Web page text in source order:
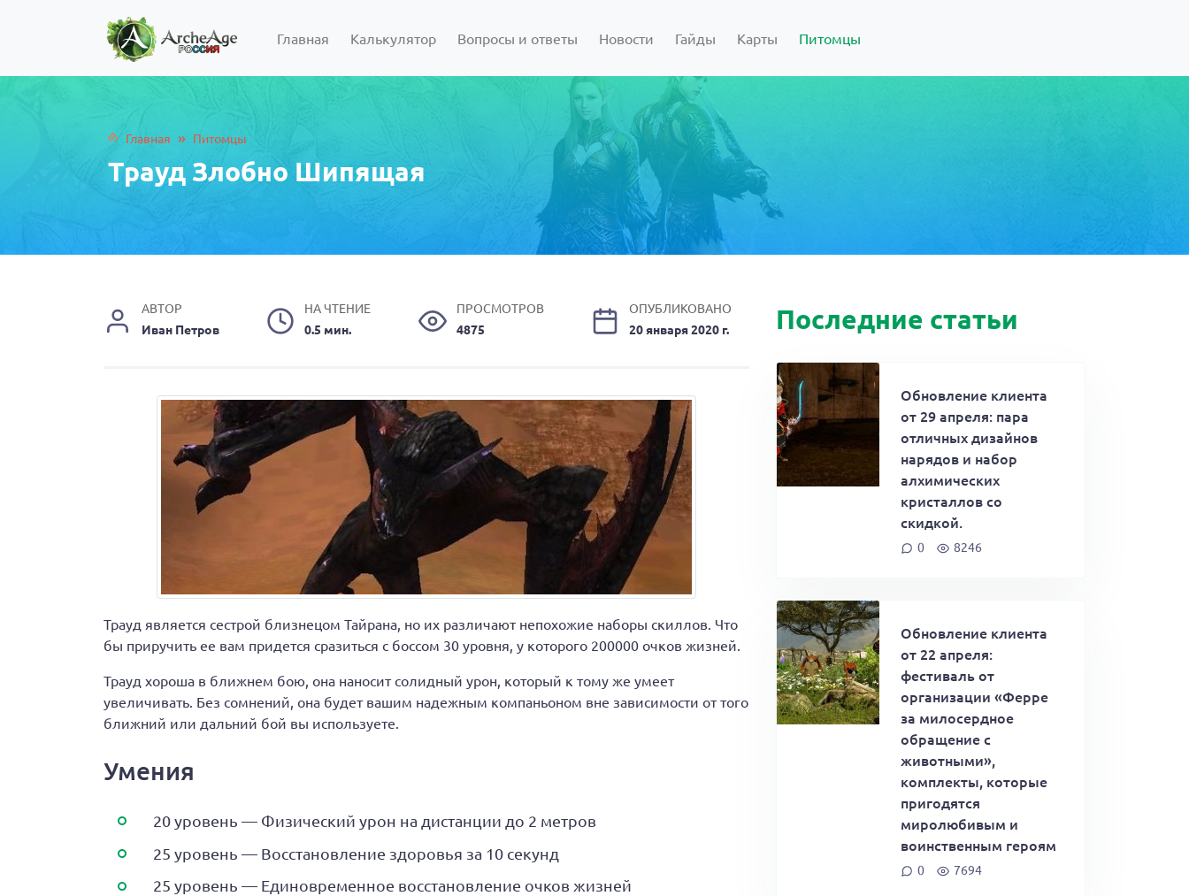
Главная Калькулятор Вопросы и ответы Новости Гайды Карты Питомцы
Главная » Питомцы
Трауд Злобно Шипящая
АВТОР
Иван Петров
НА ЧТЕНИЕ
0.5 мин.
ПРОСМОТРОВ
4875
ОПУБЛИКОВАНО
20 января 2020 г.
Трауд является сестрой близнецом Тайрана, но их различают непохожие наборы скиллов. Что
бы приручить ее вам придется сразиться с боссом 30 уровня, у которого 200000 очков жизней.
Трауд хороша в ближнем бою, она наносит солидный урон, который к тому же умеет
увеличивать. Без сомнений, она будет вашим надежным компаньоном вне зависимости от того
ближний или дальний бой вы используете.
Умения
20 уровень — Физический урон на дистанции до 2 метров
25 уровень — Восстановление здоровья за 10 секунд
25 уровень — Единовременное восстановление очков жизней
Последние статьи
Обновление клиента
от 29 апреля: пара
отличных дизайнов
нарядов и набор
алхимических
кристаллов со
скидкой.
0 8246
Обновление клиента
от 22 апреля:
фестиваль от
организации «Ферре
за милосердное
обращение с
животными»,
комплекты, которые
пригодятся
миролюбивым и
воинственным героям
0 7694